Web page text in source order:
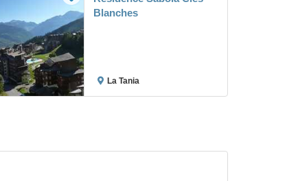
Blanches
La Tania